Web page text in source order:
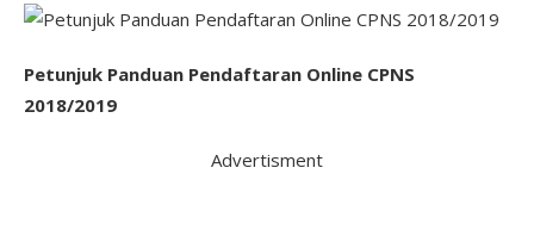
Petunjuk Panduan Pendaftaran Online CPNS
2018/2019
Advertisment